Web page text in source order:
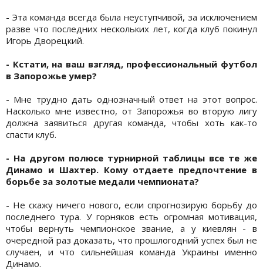
- Эта команда всегда была неуступчивой, за исключением
разве что последних нескольких лет, когда клуб покинул
Игорь Дворецкий.
- Кстати, на ваш взгляд, профессиональный футбол
в Запорожье умер?
- Мне трудно дать однозначный ответ на этот вопрос.
Насколько мне известно, от Запорожья во вторую лигу
должна заявиться другая команда, чтобы хоть как-то
спасти клуб.
- На другом полюсе турнирной таблицы все те же
Динамо и Шахтер. Кому отдаете предпочтение в
борьбе за золотые медали чемпионата?
- Не скажу ничего нового, если спрогнозирую борьбу до
последнего тура. У горняков есть огромная мотивация,
чтобы вернуть чемпионское звание, а у киевлян - в
очередной раз доказать, что прошлогодний успех был не
случаен, и что сильнейшая команда Украины именно
Динамо.